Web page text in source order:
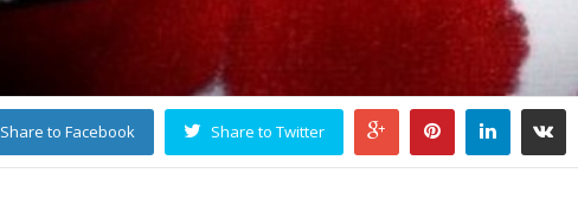
Share to Facebook Share to Twitter